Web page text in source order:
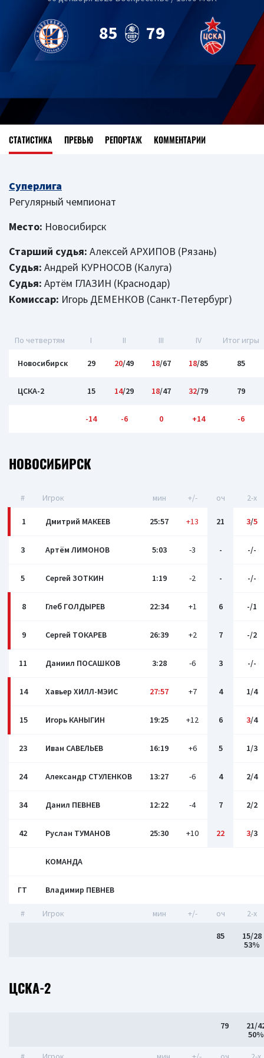
85 79
СТАТИСТИКА ПРЕВЬЮ РЕПОРТАЖ КОММЕНТАРИИ
Суперлига
Регулярный чемпионат
Место: Новосибирск
Старший судья: Алексей АРХИПОВ (Рязань)
Судья: Андрей КУРНОСОВ (Калуга)
Судья: Артём ГЛАЗИН (Краснодар)
Комиссар: Игорь ДЕМЕНКОВ (Санкт-Петербург)
По четвертям I II III IV Итог игры
Новосибирск 29 20/49 18/67 18/85 85
ЦСКА-2 15 14/29 18/47 32/79 79
-14 -6 0 +14 -6
НОВОСИБИРСК
# Игрок мин +/- оч 2-x
1 Дмитрий МАКЕЕВ 25:57 +13 21 3/5
3 Артём ЛИМОНОВ 5:03 -3 - -/-
5 Сергей ЗОТКИН 1:19 -2 - -/-
8 Глеб ГОЛДЫРЕВ 22:34 +1 6 -/1
9 Сергей ТОКАРЕВ 26:39 +2 7 -/2
11 Даниил ПОСАШКОВ 3:28 -6 3 -/-
14 Хавьер ХИЛЛ-МЭИС 27:57 +7 4 1/4
15 Игорь КАНЫГИН 19:25 +12 6 3/4
23 Иван САВЕЛЬЕВ 16:19 +6 5 1/3
24 Александр СТУЛЕНКОВ 13:27 -6 4 2/4
34 Данил ПЕВНЕВ 12:22 -4 7 2/2
42 Руслан ТУМАНОВ 25:30 +10 22 3/3
КОМАНДА
ГТ Владимир ПЕВНЕВ
# Игрок мин +/- оч 2-x
85
15/28
53%
ЦСКА-2
79
21/
50%